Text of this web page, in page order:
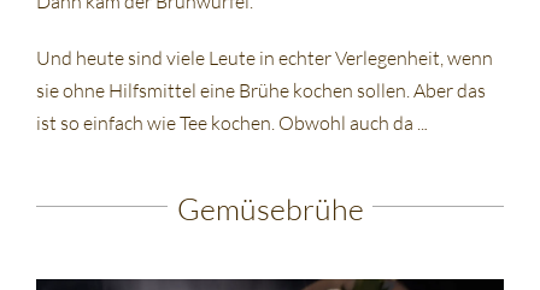
Und heute sind viele Leute in echter Verlegenheit, wenn
sie ohne Hilfsmittel eine Brühe kochen sollen. Aber das
ist so einfach wie Tee kochen. Obwohl auch da ...
Gemüsebrühe